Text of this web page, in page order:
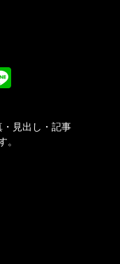
見出し・記事
。